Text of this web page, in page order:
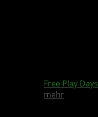
Free Play Days
mehr